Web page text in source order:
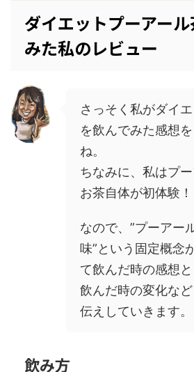
ダイエットプーアー
みた私のレビュー
さっそく私がダイ
を飲んでみた感想
ね。
ちなみに、私はプ
お茶自体が初体験！
なので、”プーアー
味”という固定概念
て飲んだ時の感想
飲んだ時の変化な
伝えしていきます。
飲み方